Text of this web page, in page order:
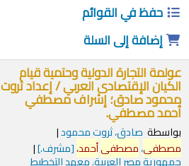
حفظ في القوائم
إضافة إلى السلة
عولمة التجارة الدولية وحتمية قيام
الكيان الإقتصادى العربي /إعداد ثروت
محمود صادق؛ إشراف مصطفي
أحمد مصطفي.
بواسطة صادق، ثروت محمود
مصطفى،مصطفىأحمد،[مشرف.]
جمهورية مصر العربية. معهد التخطيط